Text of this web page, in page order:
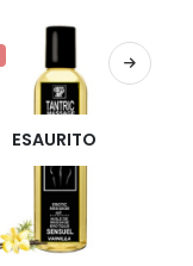
ESAURITO